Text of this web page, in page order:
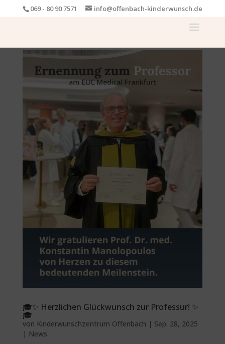
069 - 80 90 7571 info@offenbach-kinderwunsch.de
🎓✨ Herzlichen Glückwunsch zur Professur! ✨
🎓
von Kinderwunschzentrum Offenbach | Sep. 28, 2025
| News